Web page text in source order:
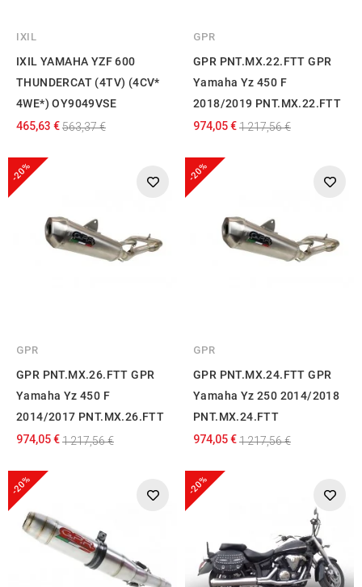
IXIL
IXIL YAMAHA YZF 600
THUNDERCAT (4TV) (4CV*
4WE*) OY9049VSE
465,63 €563,37 €
GPR
GPR PNT.MX.22.FTT GPR
Yamaha Yz 450 F
2018/2019 PNT.MX.22.FTT
974,05 €1 217,56 €
-20%
GPR
GPR PNT.MX.26.FTT GPR
Yamaha Yz 450 F
2014/2017 PNT.MX.26.FTT
974,05 €1 217,56 €
-20%
GPR
GPR PNT.MX.24.FTT GPR
Yamaha Yz 250 2014/2018
PNT.MX.24.FTT
974,05 €1 217,56 €
-20% -20%